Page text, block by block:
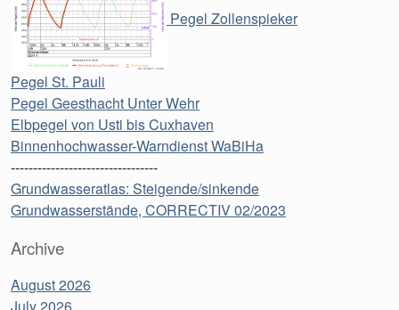
Pegel Zollenspieker
Pegel St. Pauli
Pegel Geesthacht Unter Wehr
Elbpegel von Usti bis Cuxhaven
Binnenhochwasser-Warndienst WaBiHa
---------------------------------
Grundwasseratlas: Steigende/sinkende
Grundwasserstände, CORRECTIV 02/2023
Archive
August 2026